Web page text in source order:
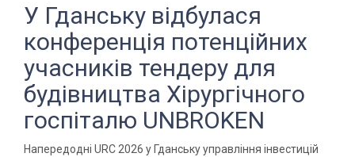
У Гданську відбулася
конференція потенційних
учасників тендеру для
будівництва Хірургічного
госпіталю UNBROKEN
Напередодні URC 2026 у Гданську управління інвестицій